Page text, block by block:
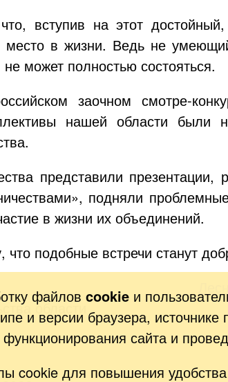
вступив на этот
место в жизни. Ведь не
может полностью состояться.
заочном смотре-
нашей области были
представили презентации,
подняли
в жизни их объединений.
подобные встречи станут
области
файлов cookie и
и версии браузера,
сайта и
cookie для повышения